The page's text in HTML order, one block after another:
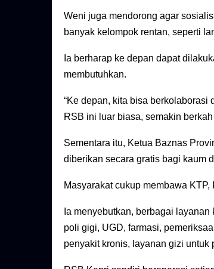
Weni juga mendorong agar
banyak kelompok rentan, seperti
Ia berharap ke depan dapat
membutuhkan.
“Ke depan, kita bisa
RSB ini luar biasa, semakin
Sementara itu, Ketua Baznas
diberikan secara gratis bagi kaum
Masyarakat cukup membawa
Ia menyebutkan, berbagai
poli gigi, UGD, farmasi,
penyakit kronis, layanan gizi